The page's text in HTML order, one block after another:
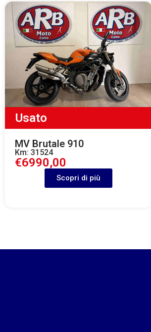
Usato
MV Brutale 910
Km: 31524
€6990,00
Scopri di più